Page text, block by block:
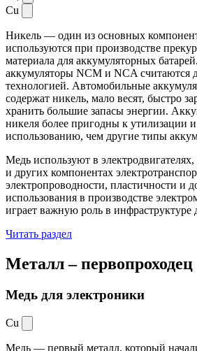
Cu
Никель — один из основных
используются при производстве
материала для аккумуляторных
аккумуляторы NCM и NCA
технологией. Автомобильные
содержат никель, мало весят, быстро
хранить большие запасы энергии.
никеля более пригодны к утилизации
использованию, чем другие типы
Медь используют в электродвигателях,
и других компонентах
электропроводности, пластичности и
использования в производстве
играет важную роль в инфраструктуре
Читать раздел
Металл –первопроходец
Медь для электроники
Cu
Медь — первый металл, который